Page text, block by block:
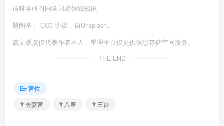
请科学研习国学周易领域知识
题图基于 CC0 协议，自Unsplash。
该文观点仅代表作者本人，星理平台仅提供信息存储空间服务。
THE END
宫位
# 夫妻宫
# 八座 # 三台